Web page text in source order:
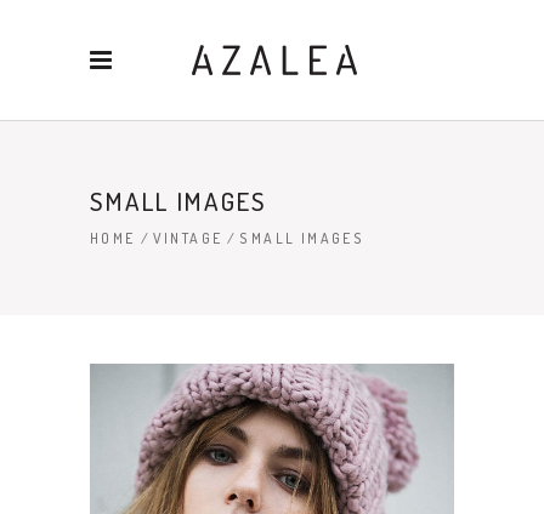
SMALL IMAGES
HOME / VINTAGE / SMALL IMAGES